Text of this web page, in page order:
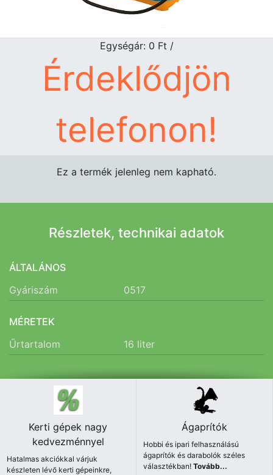
Egységár: 0 Ft /
Érdeklődjön
telefonon!
Ez a termék jelenleg nem kapható.
Részletek, technikai adatok
ÁLTALÁNOS
Gyáriszám
0517
MÉRETEK
Űrtartalom
16 liter
Kerti gépek nagy
kedvezménnyel
Hatalmas akciókkal várjuk
készleten lévő kerti gépeinkre,
Ágaprítók
Hobbi és ipari felhasználású
ágaprítók és darabolók széles
választékban!Tovább...